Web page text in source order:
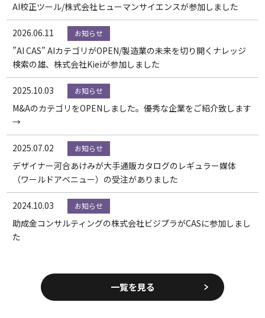
AI校正ツール/株式会社ヒューマンサイエンスが参加しました
2026.06.11 お知らせ
”AI CAS” AIカテゴリがOPEN/製造業の未来を切り開くナレッジ
検索の雄、株式会社Kieiが参加しました
2025.10.03 お知らせ
M&AのカテゴリをOPENしました。優秀な企業をご紹介致します
→
2025.07.02 お知らせ
デザイナー河合あけみが大手通販カタログのレギュラー媒体
（ワールドアベニュー）の受注がありました
2024.10.03 お知らせ
助成金コンサルティングの株式会社ビジプラがCASに参加しまし
た
一覧を見る